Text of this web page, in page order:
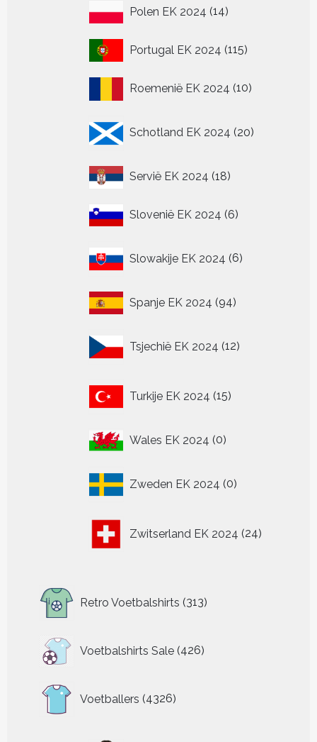
Polen EK 2024 1414
Portugal EK 2024 115115
Roemenië EK 2024 1010
Schotland EK 2024 20
producten
Servië EK 2024 1818
Slovenië EK 2024 66
Slowakije EK 2024 6
producten
Spanje EK 2024 9494
Tsjechië EK 2024 12
producten
Turkije EK 2024 15
producten
Wales EK 2024 00
Zweden EK 2024 0
producten
Zwitserland EK 2024 24
producten
Retro Voetbalshirts 313
producten
Voetbalshirts Sale 426
426
producten
Voetballers 4326
producten